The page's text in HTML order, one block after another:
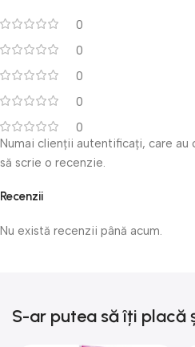
0
0
0
0
0
Recenzii
Nu există recenzii până acum.
Numai clienții autentificați, care au
să scrie o recenzie.
S-ar putea să îți placă